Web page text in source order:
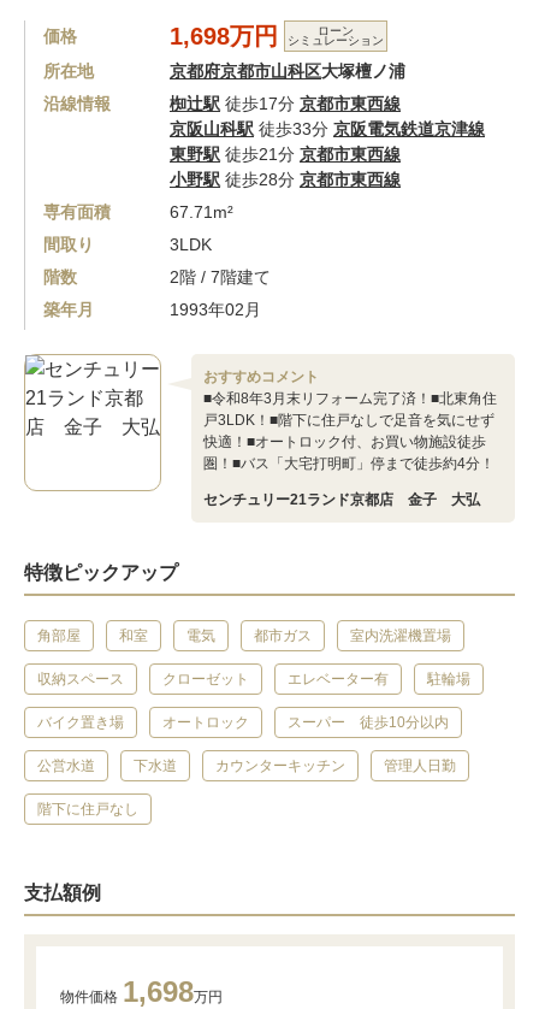
価格 1,698万円 ローン
シミュレーション
所在地 京都府京都市山科区大塚檀ノ浦
沿線情報
椥辻駅 徒歩17分 京都市東西線
京阪山科駅 徒歩33分 京阪電気鉄道京津線
東野駅 徒歩21分 京都市東西線
小野駅 徒歩28分 京都市東西線
専有面積
67.71m²
間取り
3LDK
階数
2階 / 7階建て
築年月
1993年02月
おすすめコメント
■令和8年3月末リフォーム完了済！■北東角住
戸3LDK！■階下に住戸なしで足音を気にせず
快適！■オートロック付、お買い物施設徒歩
圏！■バス「大宅打明町」停まで徒歩約4分！
センチュリー21ランド京都店 金子 大弘
特徴ピックアップ
角部屋 和室 電気 都市ガス 室内洗濯機置場
収納スペース クローゼット エレベーター有 駐輪場
バイク置き場 オートロック スーパー 徒歩10分以内
公営水道 下水道 カウンターキッチン 管理人日勤
階下に住戸なし
支払額例
物件価格 1,698万円